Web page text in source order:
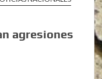
agresiones